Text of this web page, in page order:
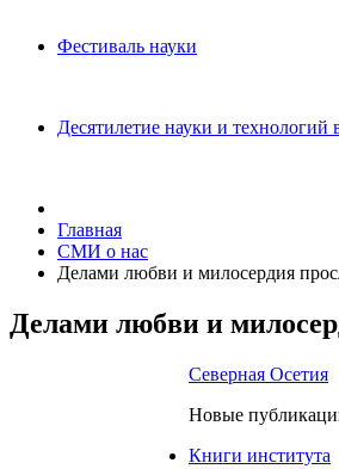
Фестиваль науки
Десятилетие науки и технологий
Главная
СМИ о нас
Делами любви и милосердия
Делами любви и
Северная Осетия
Новые
Книги института